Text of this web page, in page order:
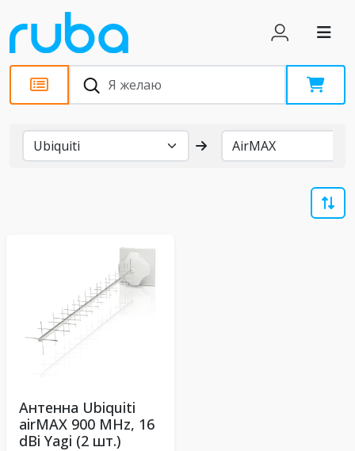
Бренды
Антенна Ubiquiti
airMAX 900 MHz, 16
dBi Yagi (2 шт.)